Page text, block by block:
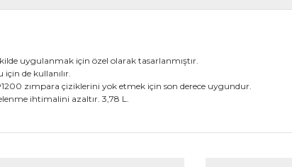
uygulanmak için özel olarak tasarlanmıştır.
de kullanılır.
zımpara çiziklerini yok etmek için son derece uygundur.
ihtimalini azaltır. 3,78 L.
yetersiz gördüğünüz noktaları öneri formunu kullanarak